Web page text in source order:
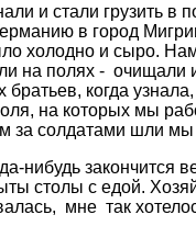
и стали грузить в
в город
холодно и сыро.
на полях -
когда
на которых мы
за солдатами шли мы
нибудь
столы с едой.
мне так